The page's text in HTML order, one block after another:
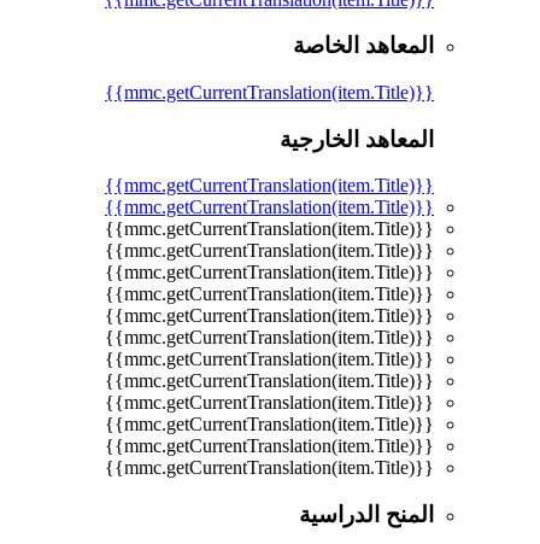
المعاهد الخاصة
{{mmc.getCurrentTranslation(item.Title)}}
المعاهد الخارجية
{{mmc.getCurrentTranslation(item.Title)}}
{{mmc.getCurrentTranslation(item.Title)}}
{{mmc.getCurrentTranslation(item.Title)}}
{{mmc.getCurrentTranslation(item.Title)}}
{{mmc.getCurrentTranslation(item.Title)}}
{{mmc.getCurrentTranslation(item.Title)}}
{{mmc.getCurrentTranslation(item.Title)}}
{{mmc.getCurrentTranslation(item.Title)}}
{{mmc.getCurrentTranslation(item.Title)}}
{{mmc.getCurrentTranslation(item.Title)}}
{{mmc.getCurrentTranslation(item.Title)}}
{{mmc.getCurrentTranslation(item.Title)}}
{{mmc.getCurrentTranslation(item.Title)}}
{{mmc.getCurrentTranslation(item.Title)}}
المنح الدراسية